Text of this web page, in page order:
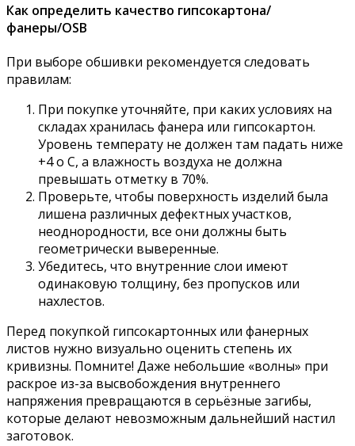
Как определить качество гипсокартона/
фанеры/OSB
При выборе обшивки рекомендуется следовать
правилам:
При покупке уточняйте, при каких условиях на
складах хранилась фанера или гипсокартон.
Уровень температу не должен там падать ниже
+4 о С, а влажность воздуха не должна
превышать отметку в 70%.
Проверьте, чтобы поверхность изделий была
лишена различных дефектных участков,
неоднородности, все они должны быть
геометрически выверенные.
Убедитесь, что внутренние слои имеют
одинаковую толщину, без пропусков или
нахлестов.
Перед покупкой гипсокартонных или фанерных
листов нужно визуально оценить степень их
кривизны. Помните! Даже небольшие «волны» при
раскрое из-за высвобождения внутреннего
напряжения превращаются в серьёзные загибы,
которые делают невозможным дальнейший настил
заготовок.